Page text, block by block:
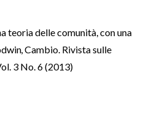
teoria delle comunità, con una
,Cambio. Rivista sulle
3 No. 6 (2013)